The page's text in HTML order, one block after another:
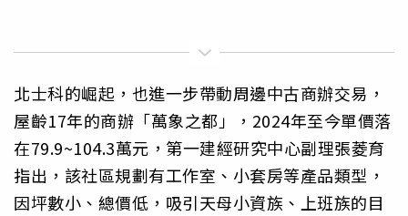
北士科的崛起，也進一步帶動周邊中古商辦交易，
屋齡17年的商辦「萬象之都」，2024年至今單價落
在79.9~104.3萬元，第一建經研究中心副理張菱育
指出，該社區規劃有工作室、小套房等產品類型，
因坪數小、總價低，吸引天母小資族、上班族的目